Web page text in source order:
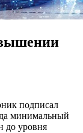
подписал
минимальный
до уровня